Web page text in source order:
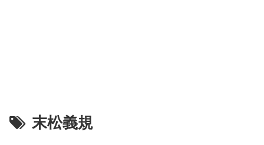
末松義規